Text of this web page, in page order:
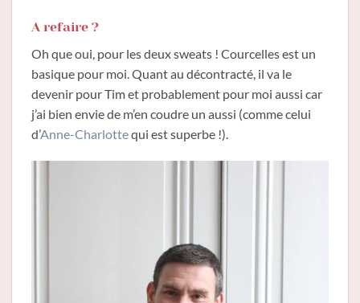
A refaire ?
Oh que oui, pour les deux sweats ! Courcelles est un
basique pour moi. Quant au décontracté, il va le
devenir pour Tim et probablement pour moi aussi car
j’ai bien envie de m’en coudre un aussi (comme celui
d’Anne-Charlottequi est superbe !).